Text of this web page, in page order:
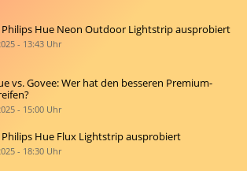
Philips Hue Neon Outdoor Lightstrip ausprobiert
- 13:43 Uhr
vs. Govee: Wer hat den besseren Premium-
- 15:00 Uhr
Philips Hue Flux Lightstrip ausprobiert
- 18:30 Uhr